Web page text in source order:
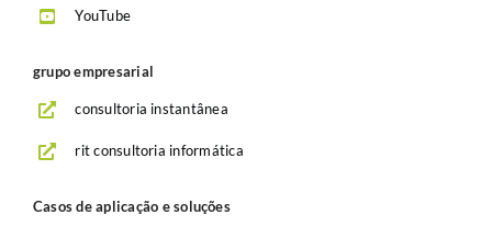
YouTube
grupo empresarial
consultoria instantânea
rit consultoria informática
Casos de aplicação e soluções